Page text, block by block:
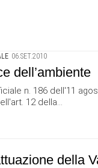
06.SET.2010
dell’ambiente
n. 186 dell'11
12 della...
della